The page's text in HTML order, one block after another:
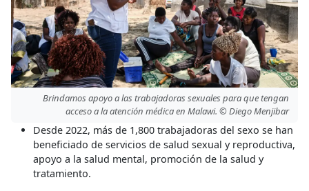
Brindamos apoyo a las trabajadoras sexuales para que tengan
acceso a la atención médica en Malawi. © Diego Menjibar
Desde 2022, más de 1,800 trabajadoras del sexo se han
beneficiado de servicios de salud sexual y reproductiva,
apoyo a la salud mental, promoción de la salud y
tratamiento.